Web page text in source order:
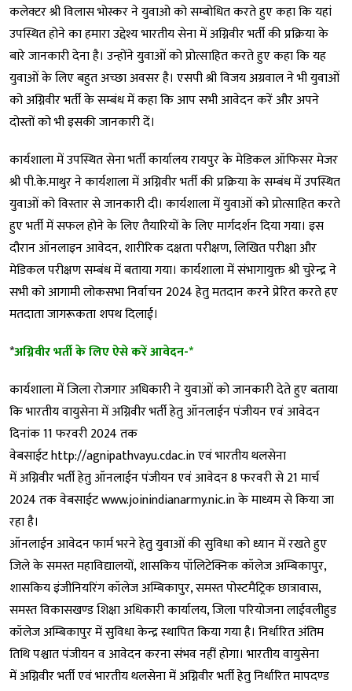
कलेक्टर श्री विलास भोस्कर ने युवाओ को सम्बोधित करते हुए कहा कि यहां
उपस्थित होने का हमारा उद्देश्य भारतीय सेना में अग्निवीर भर्ती की प्रक्रिया के
बारे जानकारी देना है। उन्होंने युवाओं को प्रोत्साहित करते हुए कहा कि यह
युवाओं के लिए बहुत अच्छा अवसर है। एसपी श्री विजय अग्रवाल ने भी युवाओं
को अग्निवीर भर्ती के सम्बंध में कहा कि आप सभी आवेदन करें और अपने
दोस्तों को भी इसकी जानकारी दें।
कार्यशाला में उपस्थित सेना भर्ती कार्यालय रायपुर के मेडिकल ऑफिसर मेजर
श्री पी.के.माथुर ने कार्यशाला में अग्निवीर भर्ती की प्रक्रिया के सम्बंध में उपस्थित
युवाओं को विस्तार से जानकारी दी। कार्यशाला में युवाओं को प्रोत्साहित करते
हुए भर्ती में सफल होने के लिए तैयारियों के लिए मार्गदर्शन दिया गया। इस
दौरान ऑनलाइन आवेदन, शारीरिक दक्षता परीक्षण, लिखित परीक्षा और
मेडिकल परीक्षण सम्बंध में बताया गया। कार्यशाला में संभागायुक्त श्री चुरेन्द्र ने
सभी को आगामी लोकसभा निर्वाचन 2024 हेतु मतदान करने प्रेरित करते हए
मतदाता जागरूकता शपथ दिलाई।
*अग्निवीर भर्ती के लिए ऐसे करें आवेदन-*
कार्यशाला में जिला रोजगार अधिकारी ने युवाओं को जानकारी देते हुए बताया
कि भारतीय वायुसेना में अग्निवीर भर्ती हेतु ऑनलाईन पंजीयन एवं आवेदन
दिनांक 11 फरवरी 2024 तक
वेबसाईट http://agnipathvayu.cdac.in एवं भारतीय थलसेना
में अग्निवीर भर्ती हेतु ऑनलाईन पंजीयन एवं आवेदन 8 फरवरी से 21 मार्च
2024 तक वेबसाईट www.joinindianarmy.nic.in के माध्यम से किया जा
रहा है।
ऑनलाईन आवेदन फार्म भरने हेतु युवाओं की सुविधा को ध्यान में रखते हुए
जिले के समस्त महाविद्यालयों, शासकिय पॉलिटेक्निक कॉलेज अम्बिकापुर,
शासकिय इंजीनियरिंग कॉलेज अम्बिकापुर, समस्त पोस्टमैट्रिक छात्रावास,
समस्त विकासखण्ड शिक्षा अधिकारी कार्यालय, जिला परियोजना लाईवलीहुड
कॉलेज अम्बिकापुर में सुविधा केन्द्र स्थापित किया गया है। निर्धारित अंतिम
तिथि पश्चात पंजीयन व आवेदन करना संभव नहीं होगा। भारतीय वायुसेना
में अग्निवीर भर्ती एवं भारतीय थलसेना में अग्निवीर भर्ती हेतु निर्धारित मापदण्ड